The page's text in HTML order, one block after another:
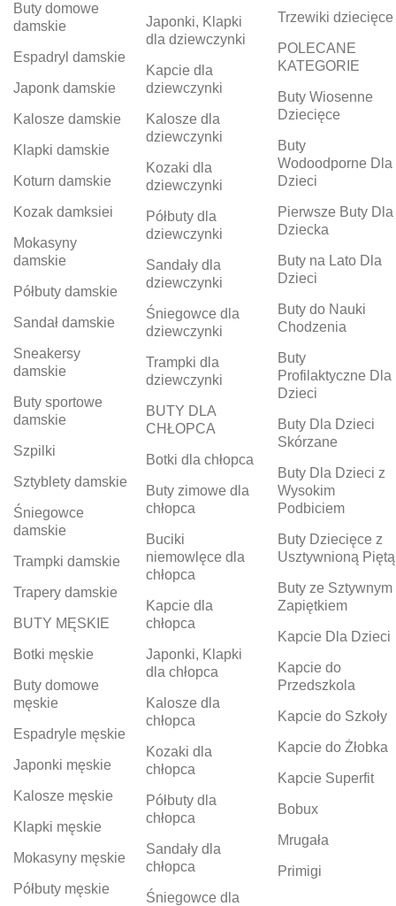
Buty domowe
damskie
Espadryl damskie
Japonk damskie
Kalosze damskie
Klapki damskie
Koturn damskie
Kozak damksiei
Mokasyny
damskie
Półbuty damskie
Sandał damskie
Sneakersy
damskie
Buty sportowe
damskie
Szpilki
Sztyblety damskie
Śniegowce
damskie
Trampki damskie
Trapery damskie
BUTY MĘSKIE
Botki męskie
Buty domowe
męskie
Espadryle męskie
Japonki męskie
Kalosze męskie
Klapki męskie
Mokasyny męskie
Półbuty męskie
Japonki, Klapki
dla dziewczynki
Kapcie dla
dziewczynki
Kalosze dla
dziewczynki
Kozaki dla
dziewczynki
Półbuty dla
dziewczynki
Sandały dla
dziewczynki
Śniegowce dla
dziewczynki
Trampki dla
dziewczynki
BUTY DLA
CHŁOPCA
Botki dla chłopca
Buty zimowe dla
chłopca
Buciki
niemowlęce dla
chłopca
Kapcie dla
chłopca
Japonki, Klapki
dla chłopca
Kalosze dla
chłopca
Kozaki dla
chłopca
Półbuty dla
chłopca
Sandały dla
chłopca
Śniegowce dla
Trzewiki dziecięce
POLECANE
KATEGORIE
Buty Wiosenne
Dziecięce
Buty
Wodoodporne Dla
Dzieci
Pierwsze Buty Dla
Dziecka
Buty na Lato Dla
Dzieci
Buty do Nauki
Chodzenia
Buty
Profilaktyczne Dla
Dzieci
Buty Dla Dzieci
Skórzane
Buty Dla Dzieci z
Wysokim
Podbiciem
Buty Dziecięce z
Usztywnioną Piętą
Buty ze Sztywnym
Zapiętkiem
Kapcie Dla Dzieci
Kapcie do
Przedszkola
Kapcie do Szkoły
Kapcie do Żłobka
Kapcie Superfit
Bobux
Mrugała
Primigi